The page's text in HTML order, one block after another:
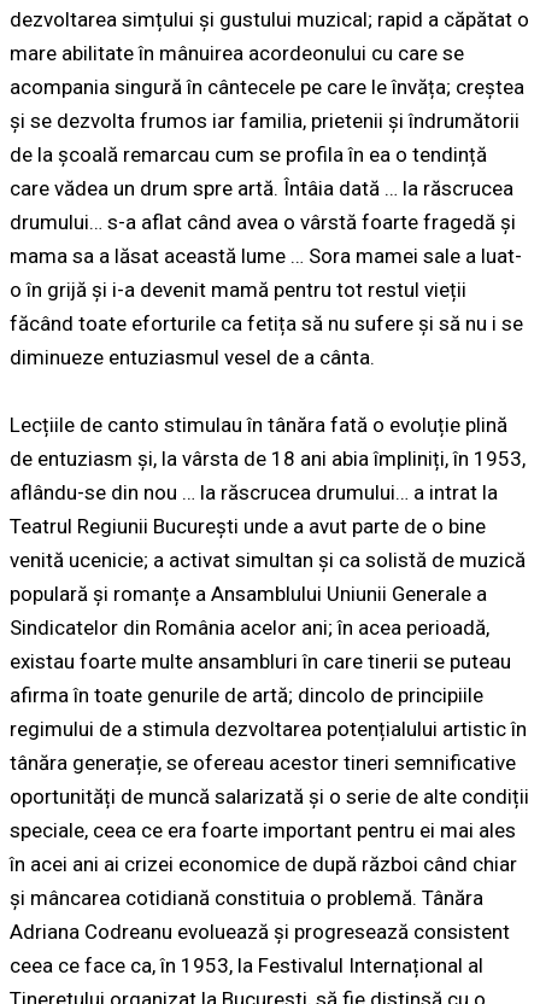
dezvoltarea simțului și gustului muzical; rapid a căpătat o
mare abilitate în mânuirea acordeonului cu care se
acompania singură în cântecele pe care le învăța; creștea
și se dezvolta frumos iar familia, prietenii și îndrumătorii
de la școală remarcau cum se profila în ea o tendință
care vădea un drum spre artă. Întâia dată … la răscrucea
drumului… s-a aflat când avea o vârstă foarte fragedă și
mama sa a lăsat această lume … Sora mamei sale a luat-
o în grijă și i-a devenit mamă pentru tot restul vieții
făcând toate eforturile ca fetița să nu sufere și să nu i se
diminueze entuziasmul vesel de a cânta.
Lecțiile de canto stimulau în tânăra fată o evoluție plină
de entuziasm și, la vârsta de 18 ani abia împliniți, în 1953,
aflându-se din nou … la răscrucea drumului… a intrat la
Teatrul Regiunii București unde a avut parte de o bine
venită ucenicie; a activat simultan și ca solistă de muzică
populară și romanțe a Ansamblului Uniunii Generale a
Sindicatelor din România acelor ani; în acea perioadă,
existau foarte multe ansambluri în care tinerii se puteau
afirma în toate genurile de artă; dincolo de principiile
regimului de a stimula dezvoltarea potențialului artistic în
tânăra generație, se ofereau acestor tineri semnificative
oportunități de muncă salarizată și o serie de alte condiții
speciale, ceea ce era foarte important pentru ei mai ales
în acei ani ai crizei economice de după război când chiar
și mâncarea cotidiană constituia o problemă. Tânăra
Adriana Codreanu evoluează și progresează consistent
ceea ce face ca, în 1953, la Festivalul Internațional al